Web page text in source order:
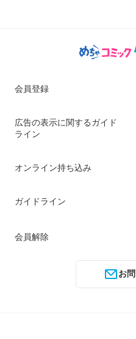
会員登録
広告の表示に関するガイド
ライン
オンライン持ち込み
ガイドライン
会員解除
お